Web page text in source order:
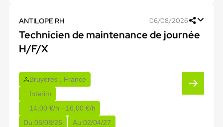
ANTILOPE RH 06/08/2026
Technicien de maintenance de journée
H/F/X
Bruyères , France
Interim
14,00 €/h - 16,00 €/h
Du:06/08/26 Au:02/04/27